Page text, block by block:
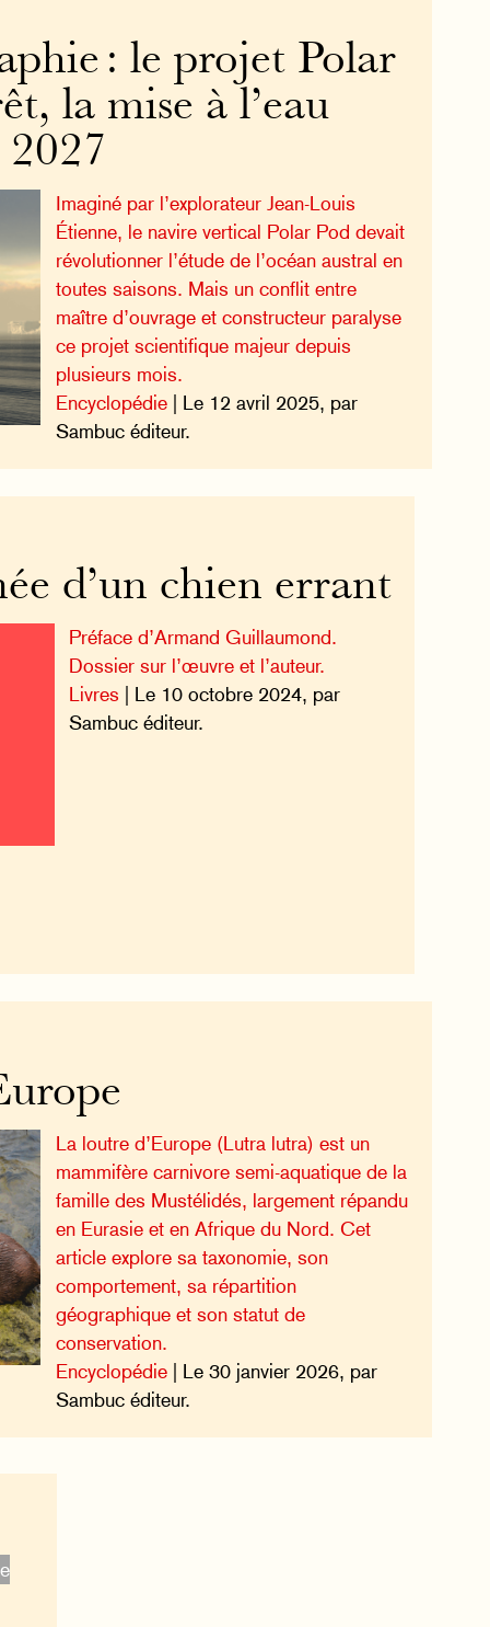
: le projet Polar
la mise à l’eau
Imaginé par l’explorateur Jean-Louis
Étienne, le navire vertical Polar Pod devait
révolutionner l’étude de l’océan austral en
toutes saisons. Mais un conflit entre
maître d’ouvrage et constructeur paralyse
ce projet scientifique majeur depuis
plusieurs mois.
Encyclopédie| Le 12 avril 2025, par
Sambuc éditeur.
d’un chien errant
Préface d’Armand Guillaumond.
Dossier sur l’œuvre et l’auteur.
Livres | Le 10 octobre 2024, par
Sambuc éditeur.
La loutre d’Europe (Lutra lutra) est un
mammifère carnivore semi-aquatique de la
famille des Mustélidés, largement répandu
en Eurasie et en Afrique du Nord. Cet
article explore sa taxonomie, son
comportement, sa répartition
géographique et son statut de
conservation.
Encyclopédie| Le 30 janvier 2026, par
Sambuc éditeur.